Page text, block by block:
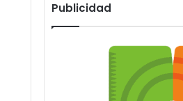
Publicidad